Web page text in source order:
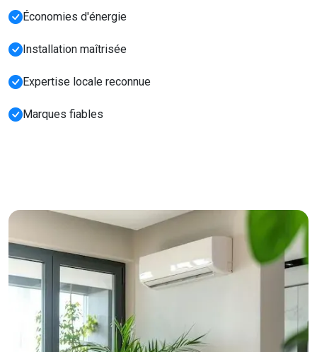
Économies d'énergie
Installation maîtrisée
Expertise locale reconnue
Marques fiables